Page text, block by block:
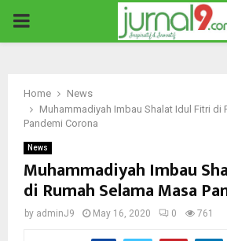
PRIMARY
Home
News
Muhammadiyah Imbau Shalat Idul Fitri di
Pandemi Corona
News
Muhammadiyah Imbau
di Rumah Selama Masa
by adminJ9 May 16, 2020 0 761